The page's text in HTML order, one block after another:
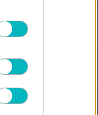
ΠΟΔΟΣΦΑΙΡΟ
ΑΕΚ: Ενίσχυση με
πριν την «πρώτη»